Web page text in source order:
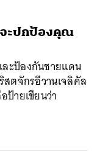
จะปกป้องคุณ
ะป้องกันชายแดน
ตจักรอีวานเจลิคัล
ป้ายเขียนว่า